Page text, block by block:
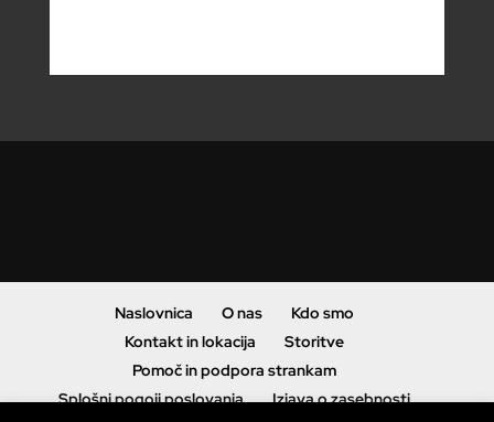
Naslovnica O nas
Kdo smo
Kontakt in lokacija
Storitve
Pomoč in podpora strankam
Splošni pogoji poslovanja
Izjava o zasebnosti